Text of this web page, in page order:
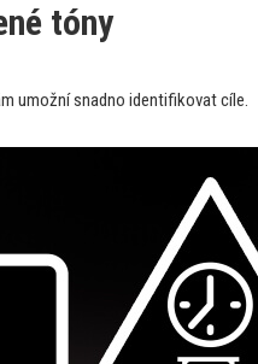
tóny
umožní snadno identifikovat cíle.